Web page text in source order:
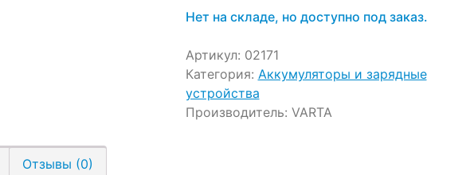
Нет на складе, но доступно под заказ.
Артикул: 02171
Категория: Аккумуляторы и зарядные
устройства
Производитель: VARTA
Отзывы (0)